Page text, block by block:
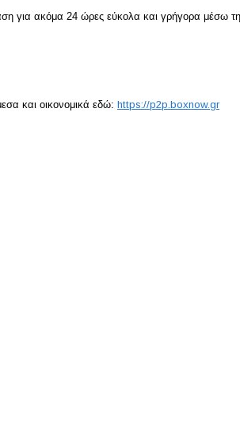
για ακόμα 24 ώρες εύκολα και γρήγορα μέσω
και οικονομικά εδώ:https://p2p.boxnow.gr